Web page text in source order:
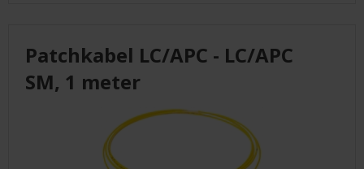
Patchkabel LC/APC - LC/APC
SM, 1 meter